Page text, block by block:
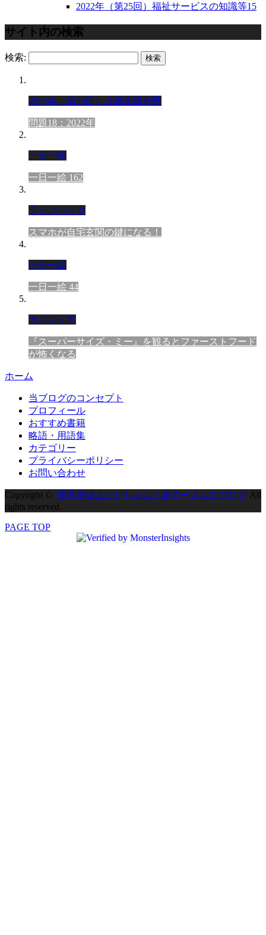
2022年（第25回）福祉サービスの知識等15
サイト内の検索
検索:
2022年（第25回）介護支援分野
問題18：2022年
一日一絵
一日一絵 162
ライフハック
スマホが自宅玄関の鍵になる！
一日一絵
一日一絵 44
オススメ本
『スーパーサイズ・ミー』を観るとファーストフード
が怖くなる
ホーム
当ブログのコンセプト
プロフィール
おすすめ書籍
略語・用語集
カテゴリー
プライバシーポリシー
お問い合わせ
Copyright © 理学療法士たかちゃんと妻すーさんのブログ All
rights reserved.
PAGE TOP